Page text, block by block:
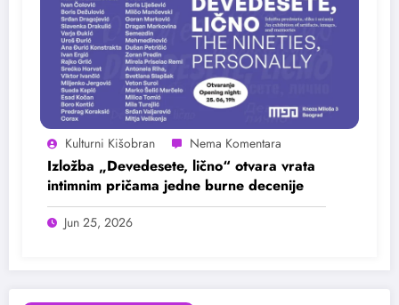
Kulturni Kišobran
Izložba „Devedesete, lično“ otvara vrata
intimnim pričama jedne burne decenije
Jun 25, 2026